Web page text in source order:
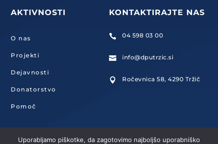
AKTIVNOSTI
O nas
Projekti
Dejavnosti
Donatorstvo
Pomoč
KONTAKTIRAJTE NAS
 04 598 03 00
 info@dputrzic.si
 Ročevnica 58, 4290 Tržič
Uporabljamo piškotke, da zagotovimo najboljšo uporabniško